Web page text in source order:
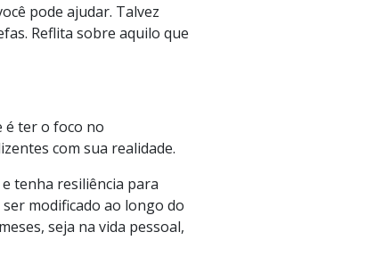
pode ajudar. Talvez
Reflita sobre aquilo que
é ter o foco no
com sua realidade.
tenha resiliência para
modificado ao longo do
seja na vida pessoal,